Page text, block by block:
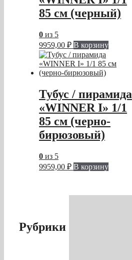
85 см (черный)
0 из 5
9959,00 ₽ В корзину
Тубус / пирамида
«WINNER I» 1/1
85 см (черно-
бирюзовый)
0 из 5
9959,00 ₽ В корзину
Рубрики